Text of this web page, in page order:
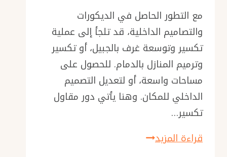
مع التطور الحاصل في الديكورات
والتصاميم الداخلية، قد تلجأ إلى عملية
تكسير وتوسعة غرف بالجبيل، أو تكسير
وترميم المنازل بالدمام. للحصول على
مساحات واسعة، أو لتعديل التصميم
الداخلي للمكان. وهنا يأتي دور مقاول
تكسير…
قراءة المزيدمقاول